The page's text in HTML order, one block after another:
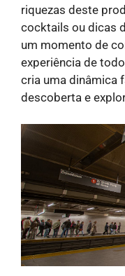
riquezas deste
cocktails ou dicas
um momento de
experiência de
cria uma dinâmica
descoberta e